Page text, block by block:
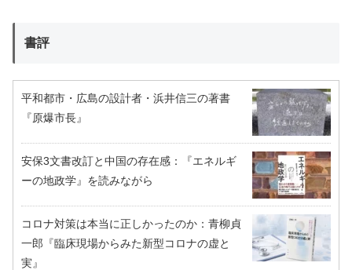
書評
平和都市・広島の設計者・浜井信三の著書
『原爆市長』
安保3文書改訂と中国の存在感：『エネルギ
ーの地政学』を読みながら
コロナ対策は本当に正しかったのか：青柳貞
一郎『臨床現場からみた新型コロナの虚と
実』